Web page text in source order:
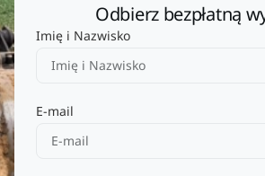
Odbierz bezpłatną
Imię i Nazwisko
E-mail